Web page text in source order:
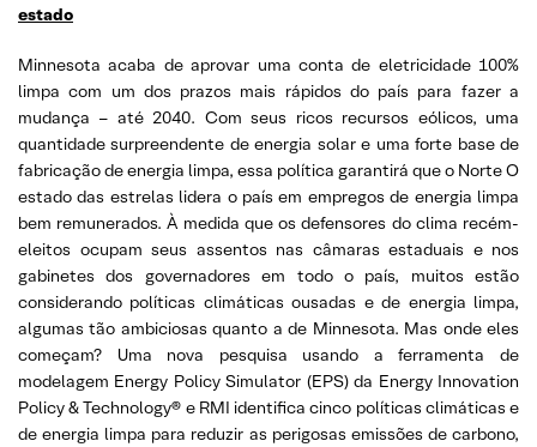
estado
Minnesota acaba de aprovar uma conta de eletricidade 100%
limpa com um dos prazos mais rápidos do país para fazer a
mudança – até 2040. Com seus ricos recursos eólicos, uma
quantidade surpreendente de energia solar e uma forte base de
fabricação de energia limpa, essa política garantirá que o Norte O
estado das estrelas lidera o país em empregos de energia limpa
bem remunerados. À medida que os defensores do clima recém-
eleitos ocupam seus assentos nas câmaras estaduais e nos
gabinetes dos governadores em todo o país, muitos estão
considerando políticas climáticas ousadas e de energia limpa,
algumas tão ambiciosas quanto a de Minnesota. Mas onde eles
começam? Uma nova pesquisa usando a ferramenta de
modelagem Energy Policy Simulator (EPS) da Energy Innovation
Policy & Technology® e RMI identifica cinco políticas climáticas e
de energia limpa para reduzir as perigosas emissões de carbono,